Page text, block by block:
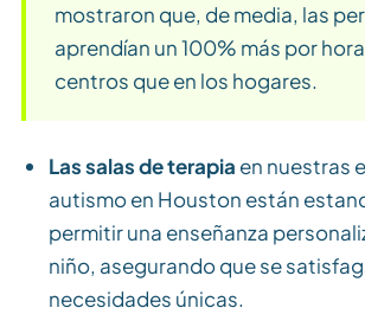
mostraron que, de media, las
aprendían un 100% más por
centros que en los hogares.
Las salas de terapia en nuestras
autismo en Houston están
permitir una enseñanza
niño, asegurando que se
necesidades únicas.